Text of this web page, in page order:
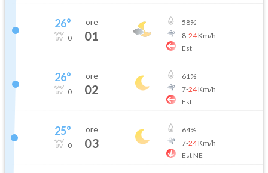
26°
0
ore
01
58%
8-24Km/h
Est
26°
0
ore
02
61%
7-24Km/h
Est
25°
0
ore
03
64%
7-24Km/h
Est NE